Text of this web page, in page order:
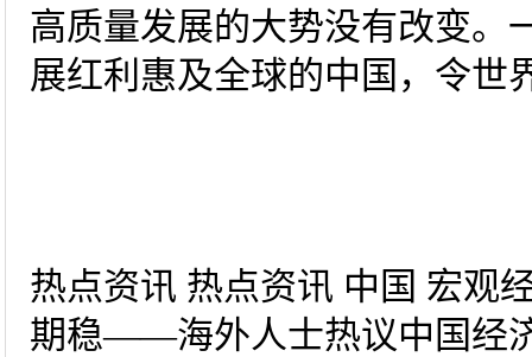
高质量发展的大势没有改变。
展红利惠及全球的中国，令世
热点资讯 热点资讯 中国 宏观
期稳——海外人士热议中国经